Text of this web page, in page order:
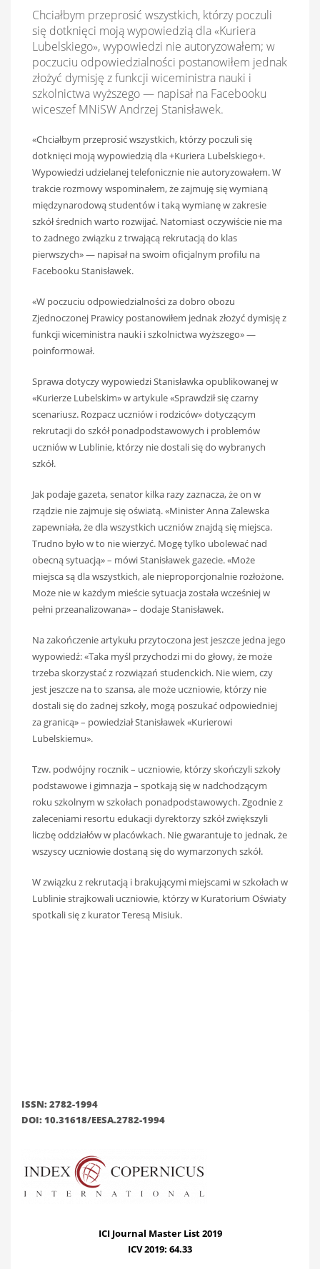
Chciałbym przeprosić wszystkich, którzy poczuli
się dotknięci moją wypowiedzią dla «Kuriera
Lubelskiego», wypowiedzi nie autoryzowałem; w
poczuciu odpowiedzialności postanowiłem jednak
złożyć dymisję z funkcji wiceministra nauki i
szkolnictwa wyższego — napisał na Facebooku
wiceszef MNiSW Andrzej Stanisławek.
«Chciałbym przeprosić wszystkich, którzy poczuli się
dotknięci moją wypowiedzią dla +Kuriera Lubelskiego+.
Wypowiedzi udzielanej telefonicznie nie autoryzowałem. W
trakcie rozmowy wspominałem, że zajmuję się wymianą
międzynarodową studentów i taką wymianę w zakresie
szkół średnich warto rozwijać. Natomiast oczywiście nie ma
to żadnego związku z trwającą rekrutacją do klas
pierwszych» — napisał na swoim oficjalnym profilu na
Facebooku Stanisławek.
«W poczuciu odpowiedzialności za dobro obozu
Zjednoczonej Prawicy postanowiłem jednak złożyć dymisję z
funkcji wiceministra nauki i szkolnictwa wyższego» —
poinformował.
Sprawa dotyczy wypowiedzi Stanisławka opublikowanej w
«Kurierze Lubelskim» w artykule «Sprawdził się czarny
scenariusz. Rozpacz uczniów i rodziców» dotyczącym
rekrutacji do szkół ponadpodstawowych i problemów
uczniów w Lublinie, którzy nie dostali się do wybranych
szkół.
Jak podaje gazeta, senator kilka razy zaznacza, że on w
rządzie nie zajmuje się oświatą. «Minister Anna Zalewska
zapewniała, że dla wszystkich uczniów znajdą się miejsca.
Trudno było w to nie wierzyć. Mogę tylko ubolewać nad
obecną sytuacją» – mówi Stanisławek gazecie. «Może
miejsca są dla wszystkich, ale nieproporcjonalnie rozłożone.
Może nie w każdym mieście sytuacja została wcześniej w
pełni przeanalizowana» – dodaje Stanisławek.
Na zakończenie artykułu przytoczona jest jeszcze jedna jego
wypowiedź: «Taka myśl przychodzi mi do głowy, że może
trzeba skorzystać z rozwiązań studenckich. Nie wiem, czy
jest jeszcze na to szansa, ale może uczniowie, którzy nie
dostali się do żadnej szkoły, mogą poszukać odpowiedniej
za granicą» – powiedział Stanisławek «Kurierowi
Lubelskiemu».
Tzw. podwójny rocznik – uczniowie, którzy skończyli szkoły
podstawowe i gimnazja – spotkają się w nadchodzącym
roku szkolnym w szkołach ponadpodstawowych. Zgodnie z
zaleceniami resortu edukacji dyrektorzy szkół zwiększyli
liczbę oddziałów w placówkach. Nie gwarantuje to jednak, że
wszyscy uczniowie dostaną się do wymarzonych szkół.
W związku z rekrutacją i brakującymi miejscami w szkołach w
Lublinie strajkowali uczniowie, którzy w Kuratorium Oświaty
spotkali się z kurator Teresą Misiuk.
ISSN: 2782-1994
DOI: 10.31618/EESA.2782-1994
ICI Journal Master List 2019
ICV 2019: 64.33